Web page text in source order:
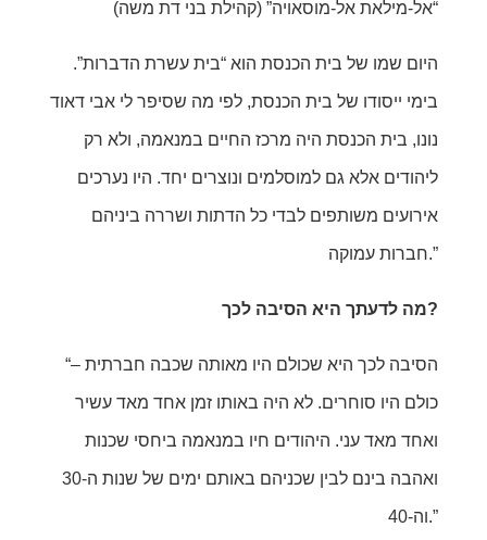
“אל-מילאת אל-מוסאויה” (קהילת בני דת משה)
היום שמו של בית הכנסת הוא “בית עשרת הדברות”.
בימי ייסודו של בית הכנסת, לפי מה שסיפר לי אבי דאוד
נונו, בית הכנסת היה מרכז החיים במנאמה, ולא רק
ליהודים אלא גם למוסלמים ונוצרים יחד. היו נערכים
אירועים משותפים לבדי כל הדתות ושררה ביניהם
חברות עמוקה.”
מה לדעתך היא הסיבה לכך?
“הסיבה לכך היא שכולם היו מאותה שכבה חברתית –
כולם היו סוחרים. לא היה באותו זמן אחד מאד עשיר
ואחד מאד עני. היהודים חיו במנאמה ביחסי שכנות
ואהבה בינם לבין שכניהם באותם ימים של שנות ה-30
וה-40.”